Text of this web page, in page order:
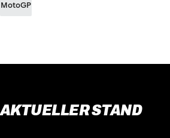
MotoGP
AKTUELLER STAND